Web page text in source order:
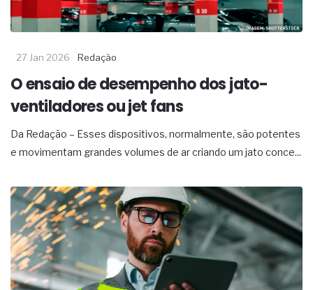
27 Jan 2026 Redação
O ensaio de desempenho dos jato-
ventiladores ou jet fans
Da Redação – Esses dispositivos, normalmente, são potentes
e movimentam grandes volumes de ar criando um jato conce...